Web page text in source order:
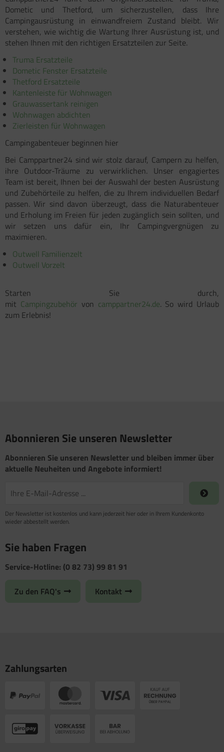
Dometic und Thetford, um sicherzustellen, dass Ihre
Campingausrüstung in einwandfreiem Zustand bleibt. Wir
verstehen, wie wichtig die Wartung Ihrer Ausrüstung ist, und
stehen Ihnen mit den richtigen Ersatzteilen zur Seite.
Truma Ersatzteile
Dometic Fenster Ersatzteile
Thetford Ersatzteile
Kantenleiste für Wohnwagen
Grauwassertank reinigen
Wohnwagen abdichten
Zierleisten für Wohnwagen
Campingabenteuer beginnen hier
Bei Camppartner24 sind wir stolz darauf, Campern zu helfen,
ihre Outdoor-Träume zu verwirklichen. Unser engagiertes
Team ist bereit, Ihnen bei der Auswahl der besten Ausrüstung
und Zubehörteile zu helfen, die zu Ihrem individuellen Bedarf
passen. Wir sind davon überzeugt, dass die Naturabenteuer
und Erholung im Freien für jeden zugänglich sein sollten, und
wir setzen uns dafür ein, Ihr Campingvergnügen zu
maximieren.
Outwell Familienzelt
Outwell Vorzelt
Starten Sie durch,
mit Campingzubehör von camppartner24.de. So wird Urlaub
zum Erlebnis!
Abonnieren Sie unseren Newsletter
Abonnieren Sie unseren Newsletter und bleiben immer über
aktuelle Neuheiten und Angebote informiert!
Der Newsletter ist kostenlos und kann jederzeit hier oder in Ihrem Kundenkonto
wieder abbestellt werden.
Sie haben Fragen
Service-Hotline: (0 82 73) 99 81 91
Zu den FAQ's Kontakt
Zahlungsarten